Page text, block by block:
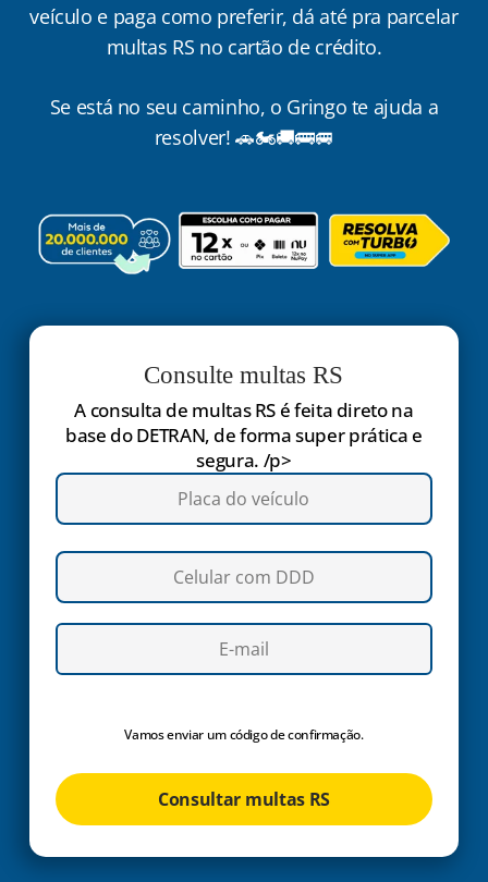
veículo e paga como preferir, dá até pra parcelar
multas RS no cartão de crédito.
Se está no seu caminho, o Gringo te ajuda a
resolver! 🚗🏍️🚚🚌🚐
Consulte multas RS
A consulta de multas RS é feita direto na
base do DETRAN, de forma super prática e
segura. /p>
Vamos enviar um código de confirmação.
Consultar multas RS